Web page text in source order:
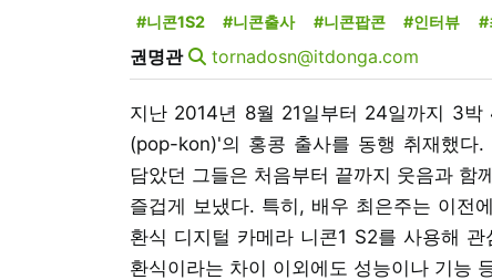
#니콘1S2 #니콘출사 #니콘팝콘 #인터뷰 #
권명관 tornadosn@itdonga.com
지난 2014년 8월 21일부터 24일까지 3
(pop-kon)'의 홍콩 출사를 동행 취재했다.
담았던 그들은 처음부터 끝까지 웃음과 함
즐겁게 보냈다. 특히, 배우 최은주는 이전
환식 디지털 카메라 니콘1 S2를 사용해
환식이라는 차이 이외에도 성능이나 기능